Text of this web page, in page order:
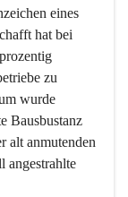
eines
hat bei
zu
wurde
Bausbustanz
alt anmutenden
angestrahlte